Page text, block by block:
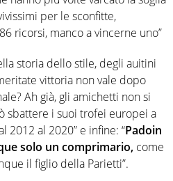
per le sconfitte,
ricorsi, manco a vincerne uno”
storia dello stile, degli auitini
vittoria non vale dopo
Ah già, gli amichetti non si
sbattere i suoi trofei europei a
2012 al 2020” e infine: “Padoin
solo un comprimario, come
il figlio della Parietti”.